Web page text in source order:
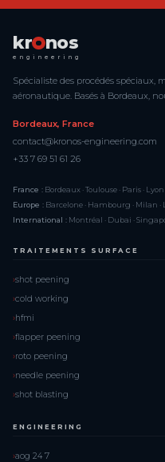
kr nos
engineering
Spécialiste des procédés
aéronautique. Basés à Bordeaux,
Bordeaux, France
contact@kronos-engineering.com
+33 7 69 51 61 26
France : Bordeaux · Toulouse · Paris · Lyon
Europe : Barcelone · Hambourg · Milan ·
International : Montréal · Dubai ·
TRAITEMENTS SURFACE
shot peening
cold working
hfmi
flapper peening
roto peening
needle peening
shot blasting
ENGINEERING
aog 24 7